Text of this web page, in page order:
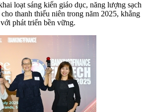
loạt sáng kiến giáo dục, năng lượng sạch
thanh thiếu niên trong năm 2025, khẳng
phát triển bền vững.